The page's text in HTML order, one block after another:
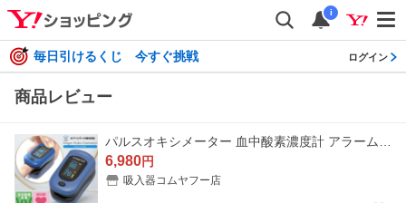
i
毎日引けるくじ 今すぐ挑戦 ログイン
商品レビュー
6,980円
吸入器コムヤフー店